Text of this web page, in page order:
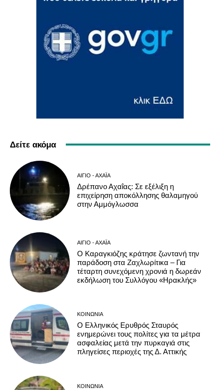
Δείτε ακόμα
ΑΊΓΙΟ - ΑΧΑΪ́Α
Δρέπανο Αχαΐας: Σε εξέλιξη η
επιχείρηση αποκόλλησης θαλαμηγού
στην Αμμόγλωσσα
ΑΊΓΙΟ - ΑΧΑΪ́Α
Ο Καραγκιόζης κράτησε ζωντανή την
παράδοση στα Ζαχλωρίτικα – Για
τέταρτη συνεχόμενη χρονιά η δωρεάν
εκδήλωση του Συλλόγου «Ηρακλής»
ΚΟΙΝΩΝΊΑ
Ο Ελληνικός Ερυθρός Σταυρός
ενημερώνει τους πολίτες για τα μέτρα
ασφαλείας μετά την πυρκαγιά στις
πληγείσες περιοχές της Δ. Αττικής
ΚΟΙΝΩΝΊΑ